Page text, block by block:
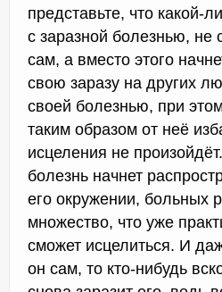
представьте, что какой-
с заразной болезнью, не
сам, а вместо этого
свою заразу на других
своей болезнью, при
таким образом от неё
исцеления не
болезнь начнет
его окружении, больных
множество, что уже
сможет исцелиться. И
он сам, то кто-нибудь